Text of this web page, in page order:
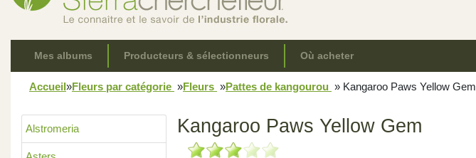
Mes albums Producteurs & sélectionneurs Où acheter
Accueil»Fleurs par catégorie »Fleurs »Pattes de kangourou » Kangaroo Paws Yellow Gem
Alstromeria Kangaroo Paws Yellow Gem